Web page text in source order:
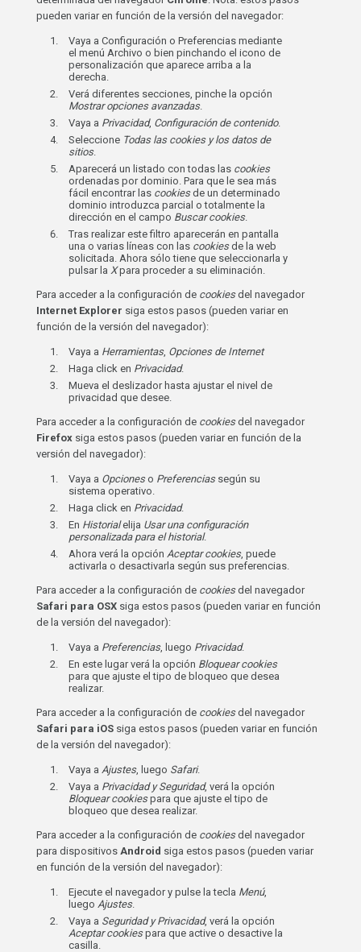
pueden variar en función de la versión del navegador:
Vaya a Configuración o Preferencias mediante
el menú Archivo o bien pinchando el icono de
personalización que aparece arriba a la
derecha.
Verá diferentes secciones, pinche la opción
Mostrar opciones avanzadas.
Vaya a Privacidad, Configuración de contenido.
Seleccione Todas las cookiesy los datos de
sitios.
Aparecerá un listado con todas las cookies
ordenadas por dominio. Para que le sea más
fácil encontrar las cookiesde un determinado
dominio introduzca parcial o totalmente la
dirección en el campo Buscar cookies.
Tras realizar este filtro aparecerán en pantalla
una o varias líneas con las cookiesde la web
solicitada. Ahora sólo tiene que seleccionarla y
pulsar la Xpara proceder a su eliminación.
Para acceder a la configuración de cookiesdel navegador
Internet Explorer siga estos pasos (pueden variar en
función de la versión del navegador):
Vaya a Herramientas, Opciones de Internet
Haga click en Privacidad.
Mueva el deslizador hasta ajustar el nivel de
privacidad que desee.
Para acceder a la configuración de cookiesdel navegador
Firefox siga estos pasos (pueden variar en función de la
versión del navegador):
Vaya a Opcioneso Preferenciassegún su
sistema operativo.
Haga click en Privacidad.
En Historialelija Usar una configuración
personalizada para el historial.
Ahora verá la opción Aceptar cookies, puede
activarla o desactivarla según sus preferencias.
Para acceder a la configuración de cookiesdel navegador
Safari para OSX siga estos pasos (pueden variar en función
de la versión del navegador):
Vaya a Preferencias, luego Privacidad.
En este lugar verá la opción Bloquear cookies
para que ajuste el tipo de bloqueo que desea
realizar.
Para acceder a la configuración de cookiesdel navegador
Safari para iOS siga estos pasos (pueden variar en función
de la versión del navegador):
Vaya a Ajustes, luego Safari.
Vaya a Privacidad y Seguridad, verá la opción
Bloquear cookiespara que ajuste el tipo de
bloqueo que desea realizar.
Para acceder a la configuración de cookiesdel navegador
para dispositivos Android siga estos pasos (pueden variar
en función de la versión del navegador):
Ejecute el navegador y pulse la tecla Menú,
luego Ajustes.
Vaya a Seguridad y Privacidad, verá la opción
Aceptar cookiespara que active o desactive la
casilla.